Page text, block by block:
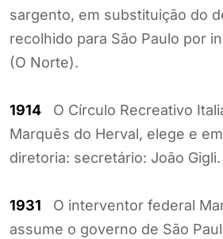
sargento, em substituição do
recolhido para São Paulo por
(O Norte).
1914 O Círculo Recreativo
Marquês do Herval, elege e
diretoria: secretário: João
1931 O interventor federal
assume o governo de São